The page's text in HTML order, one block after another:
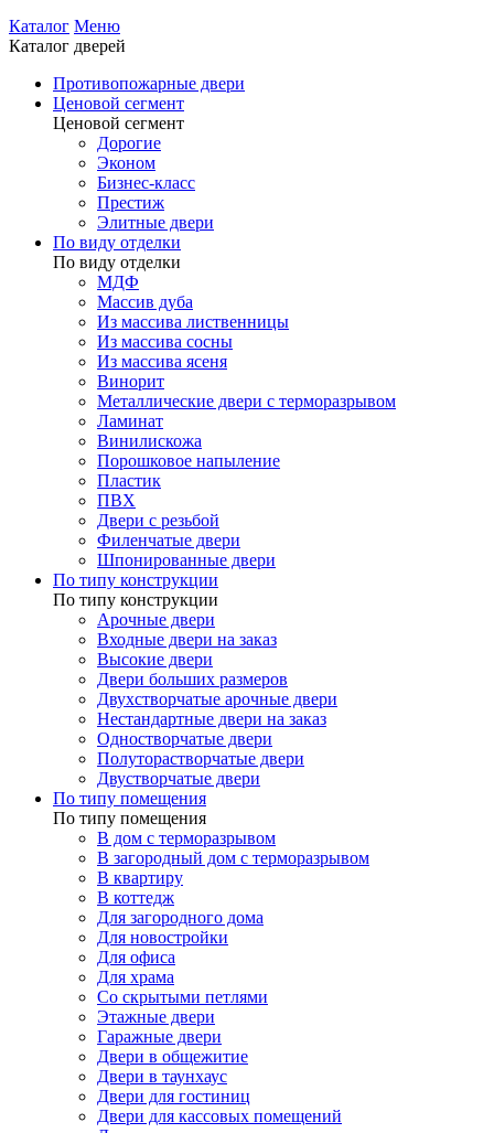
Каталог Меню
Каталог дверей
Противопожарные двери
Ценовой сегмент
Ценовой сегмент
Дорогие
Эконом
Бизнес-класс
Престиж
Элитные двери
По виду отделки
По виду отделки
МДФ
Массив дуба
Из массива лиственницы
Из массива сосны
Из массива ясеня
Винорит
Металлические двери с терморазрывом
Ламинат
Винилискожа
Порошковое напыление
Пластик
ПВХ
Двери с резьбой
Филенчатые двери
Шпонированные двери
По типу конструкции
По типу конструкции
Арочные двери
Входные двери на заказ
Высокие двери
Двери больших размеров
Двухстворчатые арочные двери
Нестандартные двери на заказ
Одностворчатые двери
Полуторастворчатые двери
Двустворчатые двери
По типу помещения
По типу помещения
В дом с терморазрывом
В загородный дом с терморазрывом
В квартиру
В коттедж
Для загородного дома
Для новостройки
Для офиса
Для храма
Со скрытыми петлями
Этажные двери
Гаражные двери
Двери в общежитие
Двери в таунхаус
Двери для гостиниц
Двери для кассовых помещений